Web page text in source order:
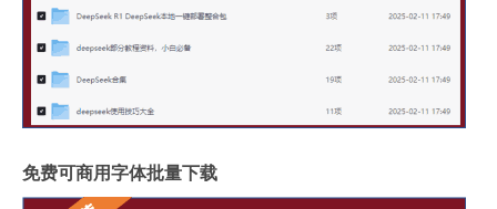
免费可商用字体批量下载